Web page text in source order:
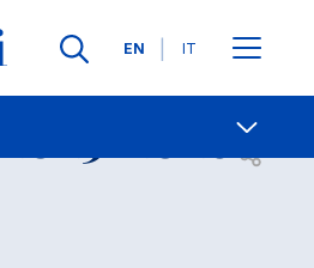
Languages
EN IT
Contact Us
Open